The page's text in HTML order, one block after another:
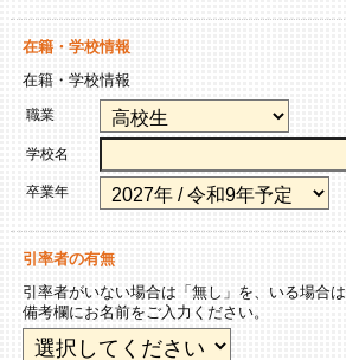
在籍・学校情報
在籍・学校情報
職業
学校名
卒業年
引率者の有無
引率者がいない場合は「無し」を、いる場合
備考欄にお名前をご入力ください。